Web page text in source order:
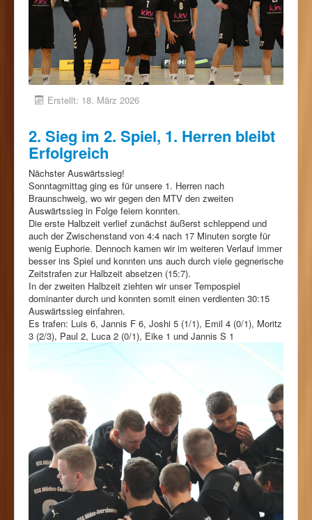
Erstellt: 18. März 2026
2. Sieg im 2. Spiel, 1. Herren bleibt
Erfolgreich
Nächster Auswärtssieg!
Sonntagmittag ging es für unsere 1. Herren nach
Braunschweig, wo wir gegen den MTV den zweiten
Auswärtssieg in Folge feiern konnten.
Die erste Halbzeit verlief zunächst äußerst schleppend und
auch der Zwischenstand von 4:4 nach 17 Minuten sorgte für
wenig Euphorie. Dennoch kamen wir im weiteren Verlauf immer
besser ins Spiel und konnten uns auch durch viele gegnerische
Zeitstrafen zur Halbzeit absetzen (15:7).
In der zweiten Halbzeit ziehten wir unser Tempospiel
dominanter durch und konnten somit einen verdienten 30:15
Auswärtssieg einfahren.
Es trafen: Luis 6, Jannis F 6, Joshi 5 (1/1), Emil 4 (0/1), Moritz
3 (2/3), Paul 2, Luca 2 (0/1), Eike 1 und Jannis S 1